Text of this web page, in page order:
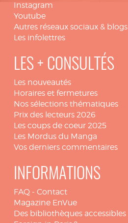
Instagram
Youtube
Autres réseaux sociaux & blogs
Les infolettres
LES + CONSULTÉS
Les nouveautés
Horaires et fermetures
Nos sélections thématiques
Prix des lecteurs 2026
Les coups de coeur 2025
Les Mordus du Manga
Vos derniers commentaires
INFORMATIONS
FAQ - Contact
Magazine EnVue
Des bibliothèques accessibles